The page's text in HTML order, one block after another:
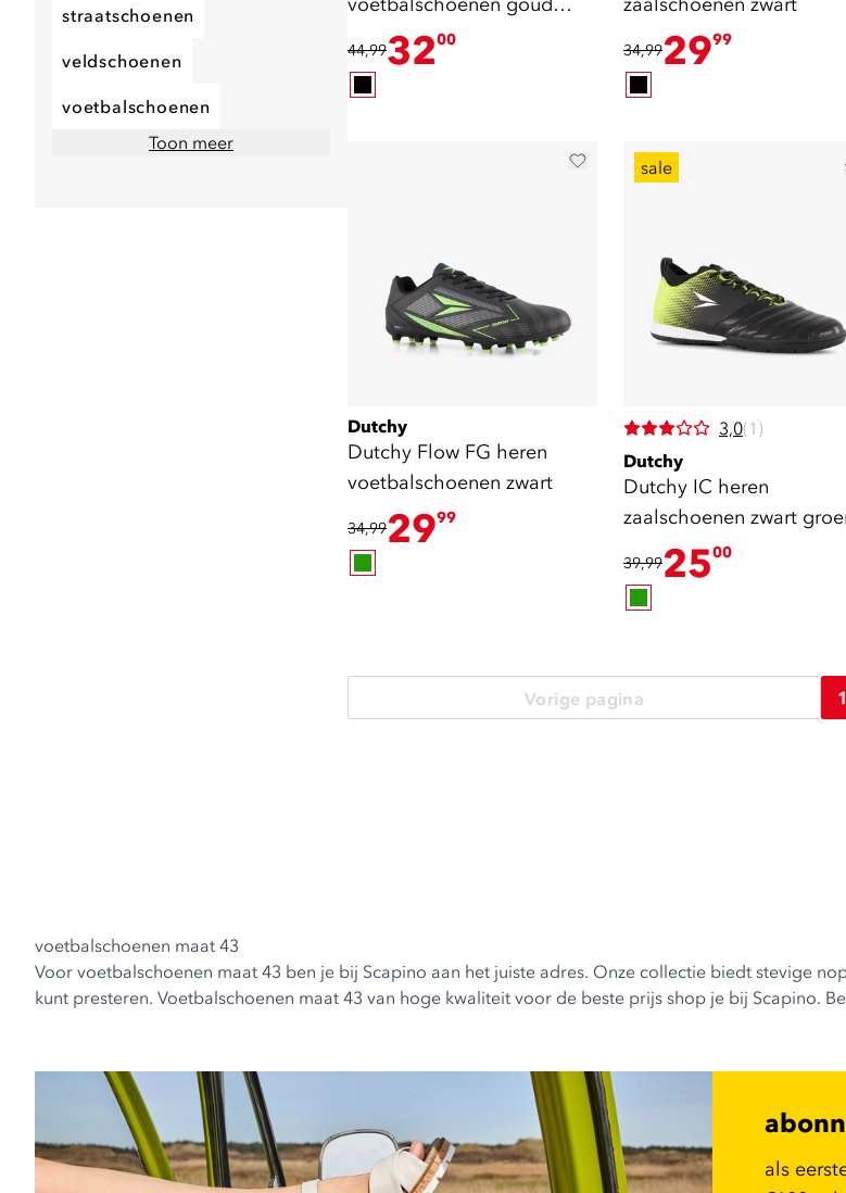
straatschoenen
veldschoenen
voetbalschoenen
Toon meer
zwart
44,993200
34,992999
Dutchy
Dutchy Flow FG heren
voetbalschoenen zwart
34,992999
sale
3,0(1)
Dutchy
Dutchy IC heren
zaalschoenen zwart
39,992500
Vorige pagina 1
voetbalschoenen maat 43
Voor voetbalschoenen maat 43 ben je bij Scapino aan het juiste adres. Onze collectie biedt stevige
kunt presteren. Voetbalschoenen maat 43 van hoge kwaliteit voor de beste prijs shop je bij Scapino.
als